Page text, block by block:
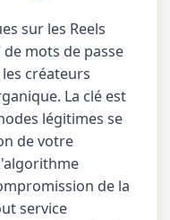
sur les Reels
mots de passe
créateurs
La clé est
légitimes se
de votre
de la
service